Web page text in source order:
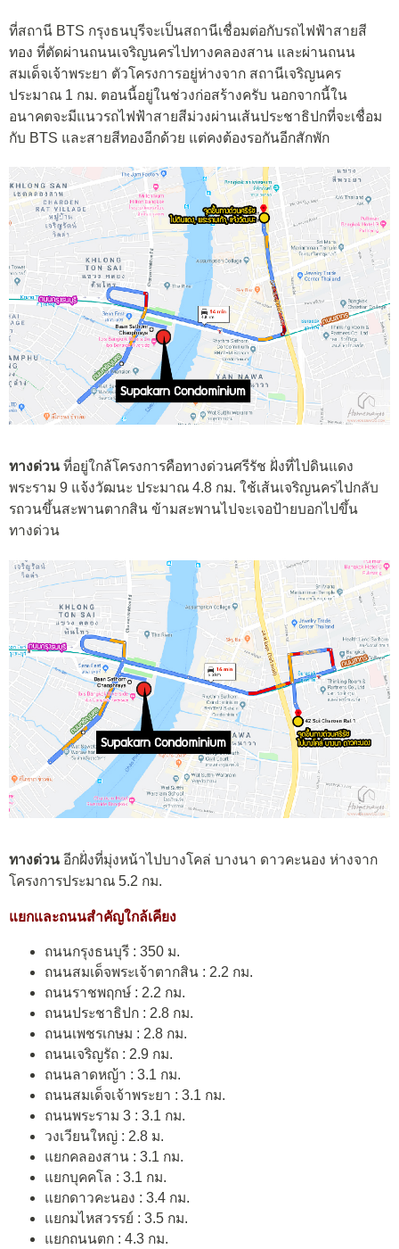
ที่สถานี BTS กรุงธนบุรีจะเป็นสถานีเชื่อมต่อกับรถไฟฟ้าสายสี
ทอง ที่ตัดผ่านถนนเจริญนครไปทางคลองสาน และผ่านถนน
สมเด็จเจ้าพระยา ตัวโครงการอยู่ห่างจาก สถานีเจริญนคร
ประมาณ 1 กม. ตอนนี้อยู่ในช่วงก่อสร้างครับ นอกจากนี้ใน
อนาคตจะมีแนวรถไฟฟ้าสายสีม่วงผ่านเส้นประชาธิปกที่จะเชื่อม
กับ BTS และสายสีทองอีกด้วย แต่คงต้องรอกันอีกสักพัก
ทางด่วน ที่อยู่ใกล้โครงการคือทางด่วนศรีรัช ฝั่งที่ไปดินแดง
พระราม 9 แจ้งวัฒนะ ประมาณ 4.8 กม. ใช้เส้นเจริญนครไปกลับ
รถวนขึ้นสะพานตากสิน ข้ามสะพานไปจะเจอป้ายบอกไปขึ้น
ทางด่วน
ทางด่วน อีกฝั่งที่มุ่งหน้าไปบางโคล่ บางนา ดาวคะนอง ห่างจาก
โครงการประมาณ 5.2 กม.
แยกและถนนสำคัญใกล้เคียง
ถนนกรุงธนบุรี : 350 ม.
ถนนสมเด็จพระเจ้าตากสิน : 2.2 กม.
ถนนราชพฤกษ์ : 2.2 กม.
ถนนประชาธิปก : 2.8 กม.
ถนนเพชรเกษม : 2.8 กม.
ถนนเจริญรัถ : 2.9 กม.
ถนนลาดหญ้า : 3.1 กม.
ถนนสมเด็จเจ้าพระยา : 3.1 กม.
ถนนพระราม 3 : 3.1 กม.
วงเวียนใหญ่ : 2.8 ม.
แยกคลองสาน : 3.1 กม.
แยกบุคคโล : 3.1 กม.
แยกดาวคะนอง : 3.4 กม.
แยกมไหสวรรย์ : 3.5 กม.
แยกถนนตก : 4.3 กม.